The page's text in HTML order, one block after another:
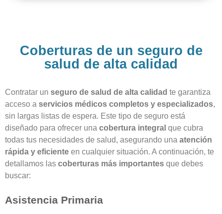
Coberturas de un seguro de
salud de alta calidad
Contratar un seguro de salud de alta calidad te garantiza
acceso a servicios médicos completos y especializados,
sin largas listas de espera. Este tipo de seguro está
diseñado para ofrecer una cobertura integral que cubra
todas tus necesidades de salud, asegurando una atención
rápida y eficiente en cualquier situación. A continuación, te
detallamos las coberturas más importantes que debes
buscar:
Asistencia Primaria